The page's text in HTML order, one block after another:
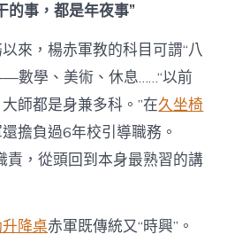
的事，都是年夜事”
來，楊赤軍教的科目可謂“八
數學、美術、休息……“以前
師都是身兼多科。”在久坐椅
擔負過6年校引導職務。
，從頭回到本身最熟習的講
降桌赤軍既傳統又“時興”。